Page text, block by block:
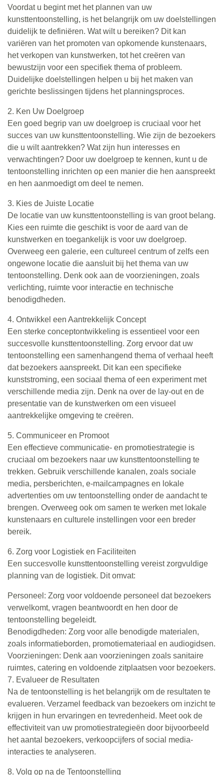
Voordat u begint met het plannen van uw
kunsttentoonstelling, is het belangrijk om uw doelstellingen
duidelijk te definiëren. Wat wilt u bereiken? Dit kan
variëren van het promoten van opkomende kunstenaars,
het verkopen van kunstwerken, tot het creëren van
bewustzijn voor een specifiek thema of probleem.
Duidelijke doelstellingen helpen u bij het maken van
gerichte beslissingen tijdens het planningsproces.
2. Ken Uw Doelgroep
Een goed begrip van uw doelgroep is cruciaal voor het
succes van uw kunsttentoonstelling. Wie zijn de bezoekers
die u wilt aantrekken? Wat zijn hun interesses en
verwachtingen? Door uw doelgroep te kennen, kunt u de
tentoonstelling inrichten op een manier die hen aanspreekt
en hen aanmoedigt om deel te nemen.
3. Kies de Juiste Locatie
De locatie van uw kunsttentoonstelling is van groot belang.
Kies een ruimte die geschikt is voor de aard van de
kunstwerken en toegankelijk is voor uw doelgroep.
Overweeg een galerie, een cultureel centrum of zelfs een
ongewone locatie die aansluit bij het thema van uw
tentoonstelling. Denk ook aan de voorzieningen, zoals
verlichting, ruimte voor interactie en technische
benodigdheden.
4. Ontwikkel een Aantrekkelijk Concept
Een sterke conceptontwikkeling is essentieel voor een
succesvolle kunsttentoonstelling. Zorg ervoor dat uw
tentoonstelling een samenhangend thema of verhaal heeft
dat bezoekers aanspreekt. Dit kan een specifieke
kunststroming, een sociaal thema of een experiment met
verschillende media zijn. Denk na over de lay-out en de
presentatie van de kunstwerken om een visueel
aantrekkelijke omgeving te creëren.
5. Communiceer en Promoot
Een effectieve communicatie- en promotiestrategie is
cruciaal om bezoekers naar uw kunsttentoonstelling te
trekken. Gebruik verschillende kanalen, zoals sociale
media, persberichten, e-mailcampagnes en lokale
advertenties om uw tentoonstelling onder de aandacht te
brengen. Overweeg ook om samen te werken met lokale
kunstenaars en culturele instellingen voor een breder
bereik.
6. Zorg voor Logistiek en Faciliteiten
Een succesvolle kunsttentoonstelling vereist zorgvuldige
planning van de logistiek. Dit omvat:
Personeel: Zorg voor voldoende personeel dat bezoekers
verwelkomt, vragen beantwoordt en hen door de
tentoonstelling begeleidt.
Benodigdheden: Zorg voor alle benodigde materialen,
zoals informatieborden, promotiemateriaal en audiogidsen.
Voorzieningen: Denk aan voorzieningen zoals sanitaire
ruimtes, catering en voldoende zitplaatsen voor bezoekers.
7. Evalueer de Resultaten
Na de tentoonstelling is het belangrijk om de resultaten te
evalueren. Verzamel feedback van bezoekers om inzicht te
krijgen in hun ervaringen en tevredenheid. Meet ook de
effectiviteit van uw promotiestrategieën door bijvoorbeeld
het aantal bezoekers, verkoopcijfers of social media-
interacties te analyseren.
8. Volg op na de Tentoonstelling